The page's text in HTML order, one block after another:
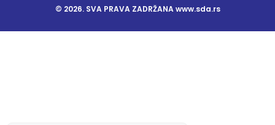
© 2026. SVA PRAVA ZADRŽANA www.sda.rs